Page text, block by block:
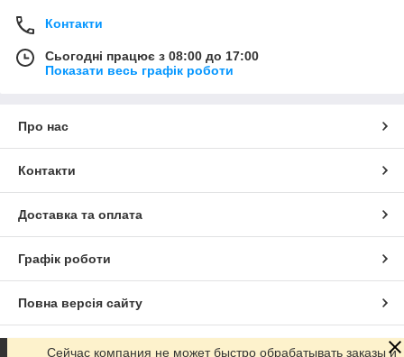
Контакти
Сьогодні працює з 08:00 до 17:00
Показати весь графік роботи
Про нас
Контакти
Доставка та оплата
Графік роботи
Повна версія сайту
Сайт створено на маркетплейсі Prom.ua
Сейчас компания не может быстро обрабатывать заказы и